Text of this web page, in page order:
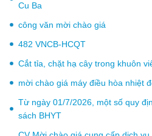
Cu Ba
công văn mời chào giá
482 VNCB-HCQT
Cắt tỉa, chặt hạ cây trong khuôn
mời chào giá máy điều hòa nhiệt
Từ ngày 01/7/2026, một số quy
sách BHYT